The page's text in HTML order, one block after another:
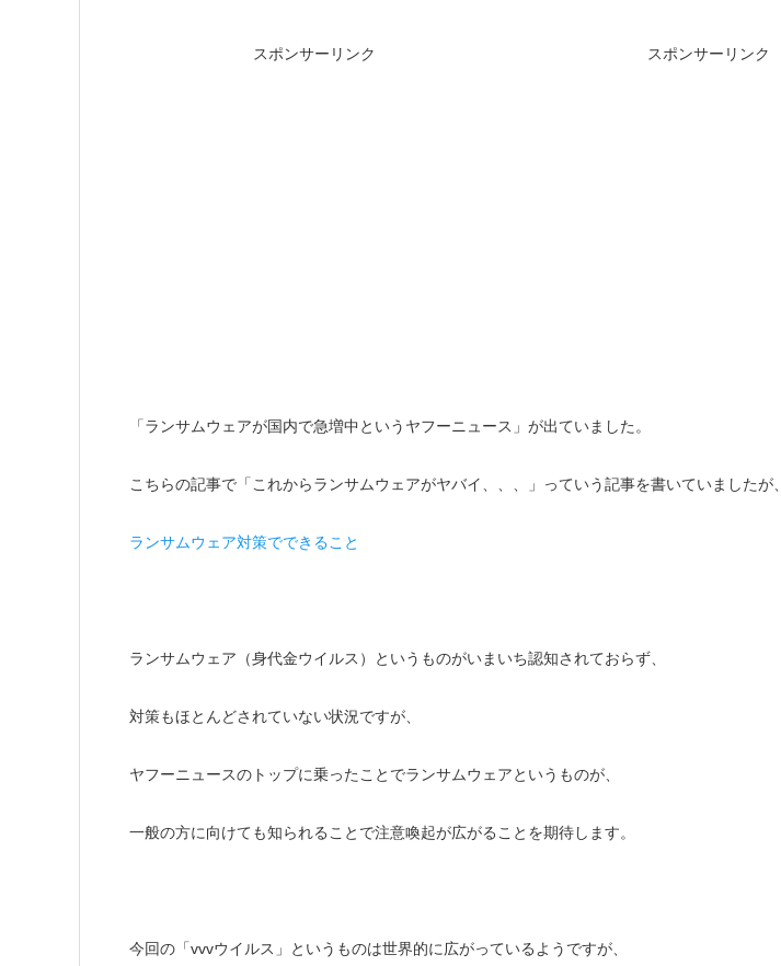
スポンサーリンク スポンサーリンク
「ランサムウェアが国内で急増中というヤフーニュース」が出ていました。
こちらの記事で「これからランサムウェアがヤバイ、、、」っていう記事を書いていましたが、
ランサムウェア対策でできること
ランサムウェア（身代金ウイルス）というものがいまいち認知されておらず、
対策もほとんどされていない状況ですが、
ヤフーニュースのトップに乗ったことでランサムウェアというものが、
一般の方に向けても知られることで注意喚起が広がることを期待します。
今回の「vvvウイルス」というものは世界的に広がっているようですが、